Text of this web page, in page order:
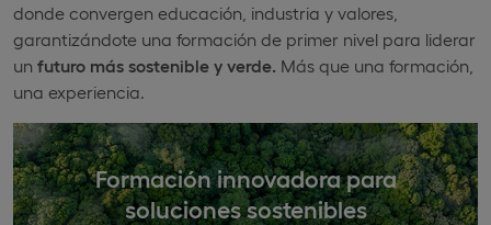
donde convergen educación, industria y valores,
garantizándote una formación de primer nivel para liderar
un futuro más sostenible y verde. Más que una formación,
una experiencia.
Formación innovadora para
soluciones sostenibles